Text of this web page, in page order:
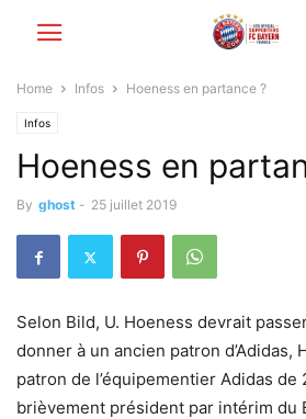
Home Infos Hoeness en partance ?
Infos
Hoeness en
By ghost - 25 juillet 2019
Selon Bild, U. Hoeness devrait
donner à un ancien patron
patron de l’équipementier Adidas de
brièvement président par intérim du